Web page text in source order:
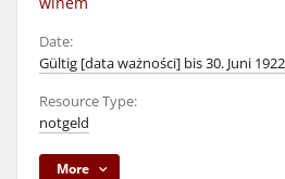
Date:
Gültig [data ważności] bis 30. Juni 1922
Resource Type:
notgeld
More